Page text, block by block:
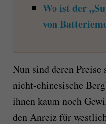
Wo ist der
von
Nun sind deren Preise
nicht-chinesische
ihnen kaum noch
den Anreiz für